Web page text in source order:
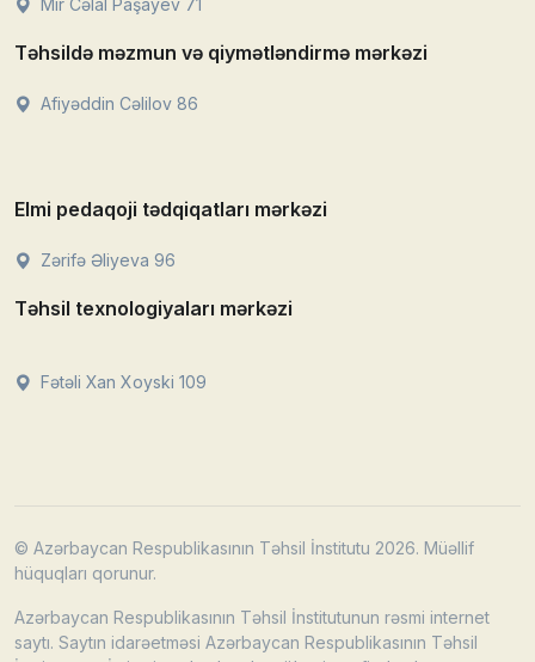
Mir Cəlal Paşayev 71
Təhsildə məzmun və qiymətləndirmə mərkəzi
Afiyəddin Cəlilov 86
Elmi pedaqoji tədqiqatları mərkəzi
Zərifə Əliyeva 96
Təhsil texnologiyaları mərkəzi
Fətəli Xan Xoyski 109
© Azərbaycan Respublikasının Təhsil İnstitutu 2026. Müəllif
hüquqları qorunur.
Azərbaycan Respublikasının Təhsil İnstitutunun rəsmi internet
saytı. Saytın idarəetməsi Azərbaycan Respublikasının Təhsil